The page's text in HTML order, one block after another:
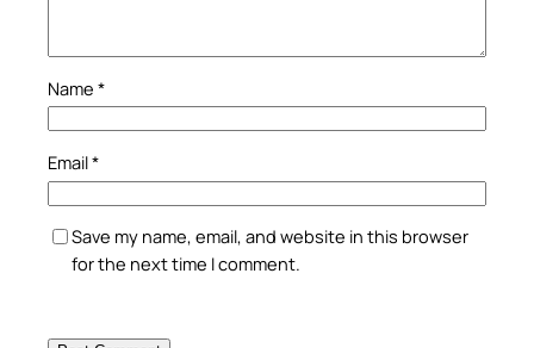
Name *
Email*
Save my name, email, and website in this browser
for the next time I comment.